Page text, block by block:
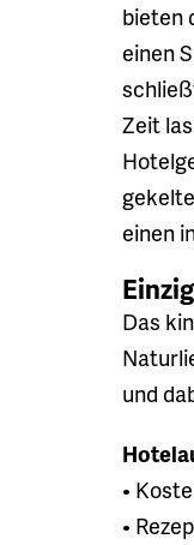
bieten
einen
Zeit
einen
Das
und
•
•